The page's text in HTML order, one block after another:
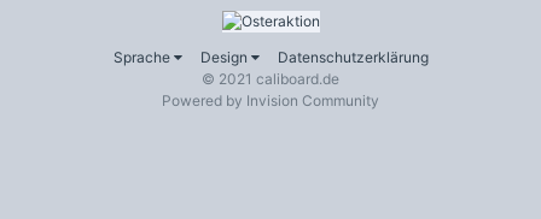
Sprache Design
Datenschutzerklärung
© 2021 caliboard.de
Powered by Invision Community